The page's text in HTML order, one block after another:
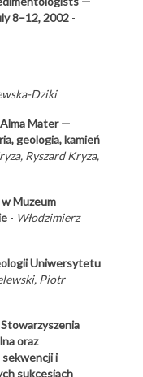
8–12, 2002-
Dziki
Mater —
geologia, kamień
Ryszard Kryza,
Muzeum
- Włodzimierz
Uniwersytetu
Piotr
oraz
i
sukcesjach